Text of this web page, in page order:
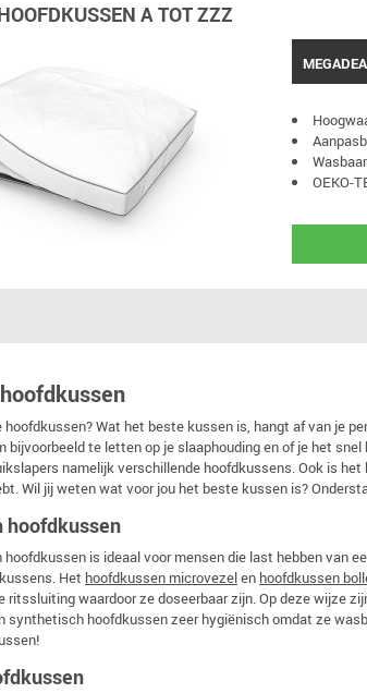
A TOT ZZZ
OEKO-
Wat het beste kussen is, hangt af van je
bijvoorbeeld te letten op je slaaphouding en of je het
namelijk verschillende hoofdkussens. Ook is
Wil jij weten wat voor jou het beste kussen is?
hoofdkussen
is ideaal voor mensen die last hebben van
Het hoofdkussen microvezelen hoofdkussen
ritssluiting waardoor ze doseerbaar zijn. Op deze wijze
synthetisch hoofdkussen zeer hygiënisch omdat ze